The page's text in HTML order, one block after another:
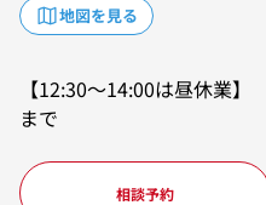
地図を見る
【12:30～14:00は昼休業
まで
相談予約